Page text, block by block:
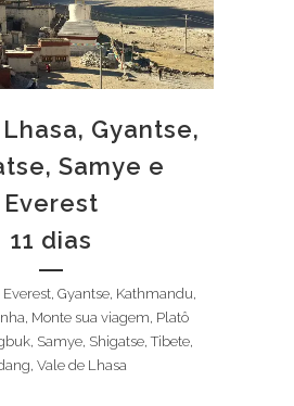
Gyantse,
Samye e
Everest
11 dias
Gyantse, Kathmandu,
Monte sua viagem, Platô
Samye, Shigatse, Tibete,
Vale de Lhasa